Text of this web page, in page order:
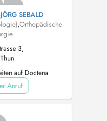
SEBALD
,Orthopädische
3,
auf Doctena
Anruf